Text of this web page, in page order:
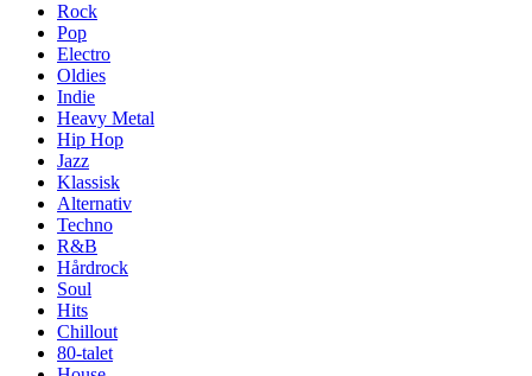
Rock
Pop
Electro
Oldies
Indie
Heavy Metal
Hip Hop
Jazz
Klassisk
Alternativ
Techno
R&B
Hårdrock
Soul
Hits
Chillout
80-talet